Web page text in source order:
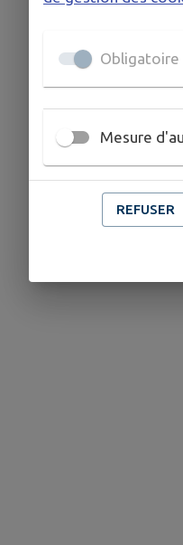
Obligatoire
Mesure
REFUSER